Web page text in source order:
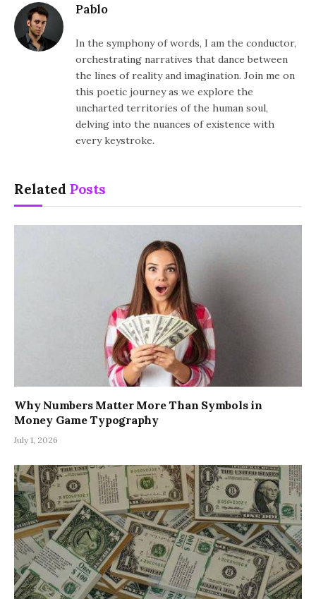
Pablo
In the symphony of words, I am the conductor,
orchestrating narratives that dance between
the lines of reality and imagination. Join me on
this poetic journey as we explore the
uncharted territories of the human soul,
delving into the nuances of existence with
every keystroke.
Related Posts
Why Numbers Matter More Than Symbols in
Money Game Typography
July 1, 2026